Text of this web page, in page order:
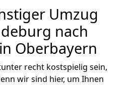
Umzug
nach
Oberbayern
recht kostspielig sein,
wir sind hier, um Ihnen